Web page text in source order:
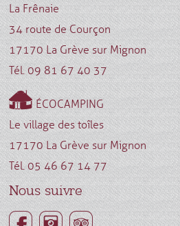
La Frênaie
34 route de Courçon
17170 La Grève sur Mignon
Tél. 09 81 67 40 37
ÉCOCAMPING
Le village des toîles
17170 La Grève sur Mignon
Tél. 05 46 67 14 77
Nous suivre